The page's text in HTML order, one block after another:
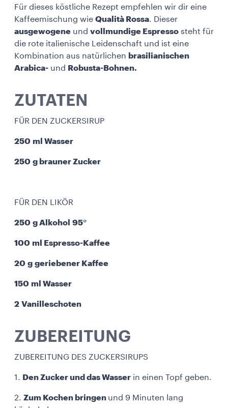
Für dieses köstliche Rezept empfehlen wir dir eine
Kaffeemischung wie Qualità Rossa. Dieser
ausgewogene und vollmundige Espresso steht für
die rote italienische Leidenschaft und ist eine
Kombination aus natürlichen brasilianischen
Arabica- und Robusta-Bohnen.
ZUTATEN
FÜR DEN ZUCKERSIRUP
250 ml Wasser
250 g brauner Zucker
FÜR DEN LIKÖR
250 g Alkohol 95°
100 ml Espresso-Kaffee
20 g geriebener Kaffee
150 ml Wasser
2 Vanilleschoten
ZUBEREITUNG
ZUBEREITUNG DES ZUCKERSIRUPS
1. Den Zucker und das Wasser in einen Topf geben.
2. Zum Kochen bringen und 9 Minuten lang